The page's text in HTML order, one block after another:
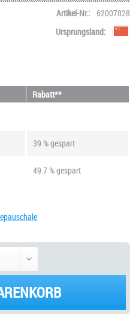
Artikel-Nr.: 62007828
Ursprungsland:
Rabatt**
39 % gespart
49.7 % gespart